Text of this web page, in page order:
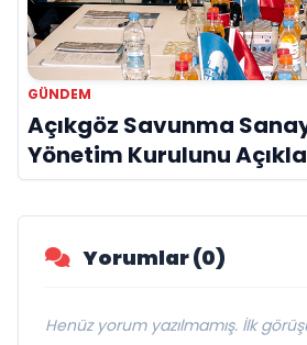
GÜNDEM
Açıkgöz Savunma
Yönetim Kurulunu
Savunma Sanayinde
Vurgusu
Yorumlar (0)
Henüz yorum yazılmamış. İlk